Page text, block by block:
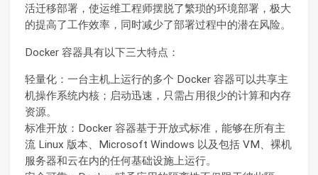
活迁移部署，使运维工程师摆脱了繁琐的环境部署，极大
的提高了工作效率，同时减少了部署过程中的潜在风险。
Docker 容器具有以下三大特点：
轻量化：一台主机上运行的多个 Docker 容器可以共享主
机操作系统内核；启动迅速，只需占用很少的计算和内存
资源。
标准开放：Docker 容器基于开放式标准，能够在所有主
流 Linux 版本、Microsoft Windows 以及包括 VM、裸机
服务器和云在内的任何基础设施上运行。